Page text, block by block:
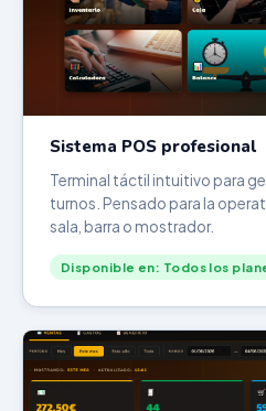
Sistema POS profesional
Terminal táctil intuitivo para
turnos. Pensado para la
sala, barra o mostrador.
Disponible en: Todos los